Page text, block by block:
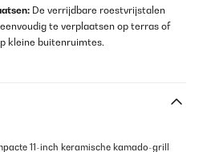
De verrijdbare roestvrijstalen
te verplaatsen op terras of
kleine buitenruimtes.
11-inch keramische kamado-grill